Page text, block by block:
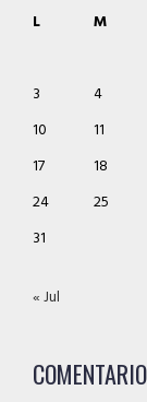
L
M
3
4
10
11
17
18
24
25
31
« Jul